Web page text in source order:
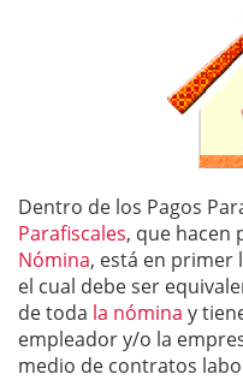
Dentro de los Pagos
Parafiscales, que hacen
Nómina, está en primer
el cual debe ser
de toda la nómina y
empleador y/o la
medio de contratos